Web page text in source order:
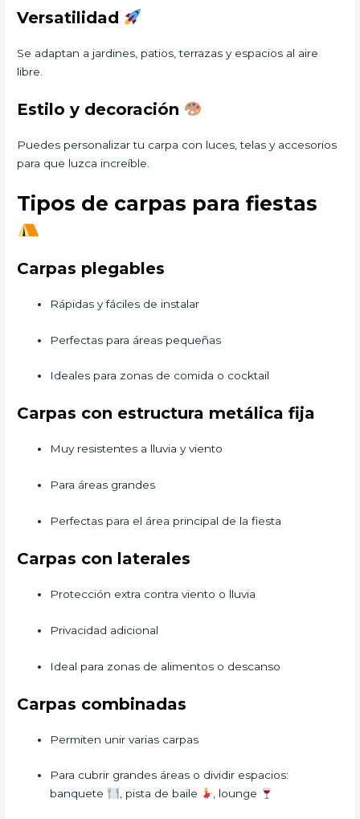
Versatilidad
Se adaptan a jardines, patios, terrazas y espacios al aire
libre.
Estilo y decoración
Puedes personalizar tu carpa con luces, telas y accesorios
para que luzca increíble.
Tipos de carpas para fiestas
Carpas plegables
Rápidas y fáciles de instalar
Perfectas para áreas pequeñas
Ideales para zonas de comida o cocktail
Carpas con estructura metálica fija
Muy resistentes a lluvia y viento
Para áreas grandes
Perfectas para el área principal de la fiesta
Carpas con laterales
Protección extra contra viento o lluvia
Privacidad adicional
Ideal para zonas de alimentos o descanso
Carpas combinadas
Permiten unir varias carpas
Para cubrir grandes áreas o dividir espacios:
banquete
, pista de baile , lounge